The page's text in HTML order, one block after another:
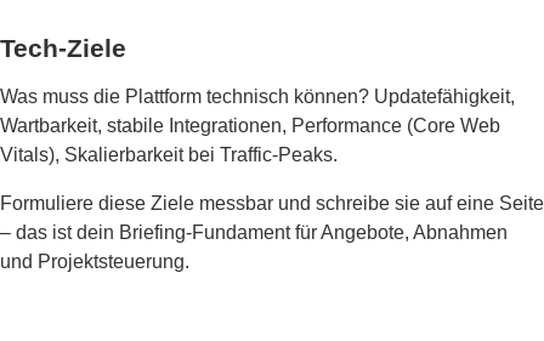
Tech-Ziele
Was muss die Plattform technisch können? Updatefähigkeit,
Wartbarkeit, stabile Integrationen, Performance (Core Web
Vitals), Skalierbarkeit bei Traffic-Peaks.
Formuliere diese Ziele messbar und schreibe sie auf eine Seite
– das ist dein Briefing-Fundament für Angebote, Abnahmen
und Projektsteuerung.